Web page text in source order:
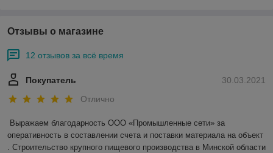
Отзывы о магазине
12 отзывов за всё время
30.03.2021
Покупатель
Отлично
Выражаем благодарность ООО «Промышленные сети» за
оперативность в составлении счета и поставки материала на объект
. Строительство крупного пищевого производства в Минской области